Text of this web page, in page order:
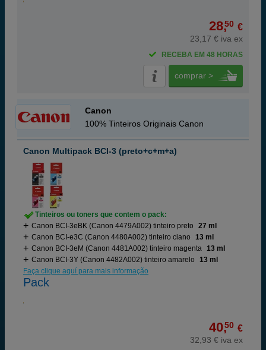
28,50 €
23,17 € iva ex
RECEBA EM 48 HORAS
comprar >
Canon
100% Tinteiros Originais Canon
Canon Multipack BCI-3 (preto+c+m+a)
Tinteiros ou toners que contem o pack:
Canon BCI-3eBK (Canon 4479A002) tinteiro preto
27 ml
Canon BCI-e3C (Canon 4480A002) tinteiro ciano
13 ml
Canon BCI-3eM (Canon 4481A002) tinteiro magenta 13 ml
Canon BCI-3Y (Canon 4482A002) tinteiro amarelo
13 ml
Faça clique aquí para mais informação
Pack
40,50 €
32,93 € iva ex